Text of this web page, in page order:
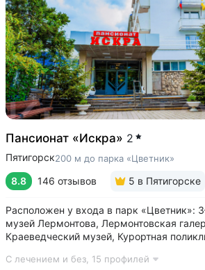
Пансионат «Искра» 2
Пятигорск200 м до парка «Цветник»
8.8 146 отзывов 5 в Пятигорске
Расположен у входа в парк «Цветник»:
музей Лермонтова, Лермонтовская
Краеведческий музей, Курортная
с тремя видами минеральных
С лечением и без, 15 профилей